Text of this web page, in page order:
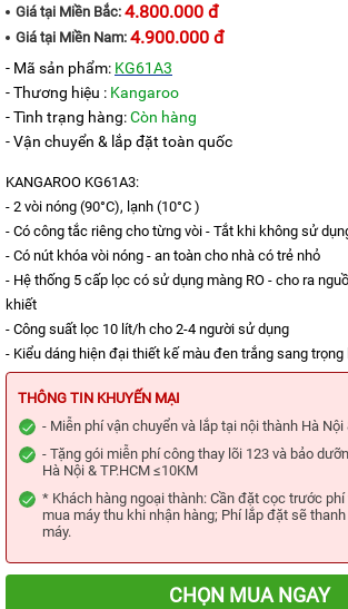
CÂY
NƯỚC
LẠNH
KANGAROO
LÕI
LỌC
KANGAROO
LINH
KIỆN
MÁY
LỌC
NƯỚC
LỌC
TỔNG,
ĐẦU
NGUỒN,
CÔNG
NGHIỆP
THIẾT
BỊ
BẾP
KANGAROO
Giá tại Miền Bắc: 4.800.000 đ
Giá tại Miền Nam: 4.900.000 đ
- Mã sản phẩm: KG61A3
- Thương hiệu : Kangaroo
- Tình trạng hàng:Còn hàng
- Vận chuyển & lắp đặt toàn quốc
KANGAROO KG61A3:
- 2 vòi nóng (90°C), lạnh (10°C )
- Có công tắc riêng cho từng vòi - Tắt khi không sử
- Có nút khóa vòi nóng - an toàn cho nhà có trẻ nhỏ
- Hệ thống 5 cấp lọc có sử dụng màng RO - cho ra
khiết
- Công suất lọc 10 lít/h cho 2-4 người sử dụng
- Kiểu dáng hiện đại thiết kế màu đen trắng sang
THÔNG TIN KHUYẾN MẠI
- Miễn phí vận chuyển và lắp tại nội thành Hà Nội
- Tặng gói miễn phí công thay lõi 123 và bảo
Hà Nội & TP.HCM ≤10KM
* Khách hàng ngoại thành: Cần đặt cọc trước phí
mua máy thu khi nhận hàng; Phí lắp đặt sẽ
máy.
CHỌN MUA NGAY